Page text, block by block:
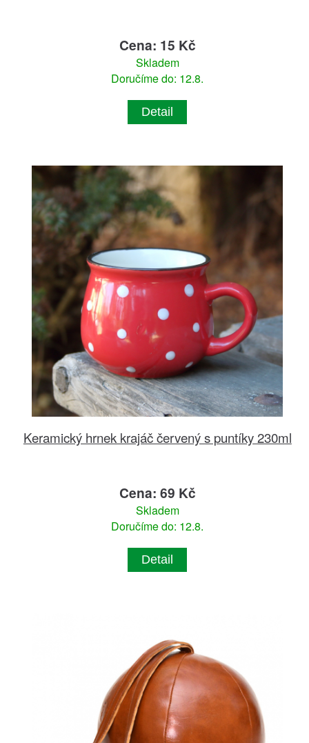
Cena: 15 Kč
Skladem
Doručíme do: 12.8.
Detail
Keramický hrnek krajáč červený s puntíky 230ml
Cena: 69 Kč
Skladem
Doručíme do: 12.8.
Detail